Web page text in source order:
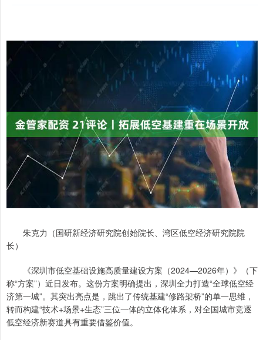
朱克力（国研新经济研究院创始院长、湾区低空经济研究院院
长）
《深圳市低空基础设施高质量建设方案（2024—2026年）》（下
称“方案”）近日发布。这份方案明确提出，深圳全力打造“全球低空经
济第一城”。其突出亮点是，跳出了传统基建“修路架桥”的单一思维，
转而构建“技术+场景+生态”三位一体的立体化体系，对全国城市竞逐
低空经济新赛道具有重要借鉴价值。